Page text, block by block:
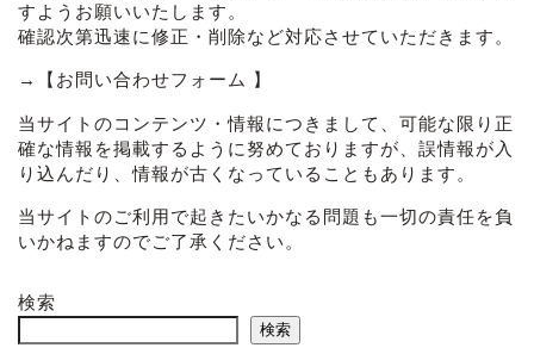
すようお願いいたします。
確認次第迅速に修正・削除など対応させていただきます。
→ 【お問い合わせフォーム 】
当サイトのコンテンツ・情報につきまして、可能な限り正
確な情報を掲載するように努めておりますが、誤情報が入
り込んだり、情報が古くなっていることもあります。
当サイトのご利用で起きたいかなる問題も一切の責任を負
いかねますのでご了承ください。
検索
検索